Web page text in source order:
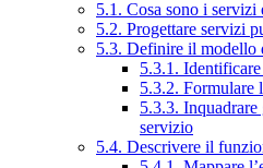
5.1. Cosa sono i servizi
5.2. Progettare servizi
5.3. Definire il modello
5.3.1.
5.3.2. Formulare
5.3.3.
servizio
5.4. Descrivere il